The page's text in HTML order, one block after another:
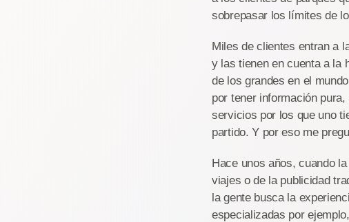
sobrepasar los límites de
Miles de clientes entran a
y las tienen en cuenta a la
de los grandes en el
por tener información
servicios por los que uno
partido. Y por eso me
Hace unos años, cuando
viajes o de la publicidad
la gente busca la
especializadas por